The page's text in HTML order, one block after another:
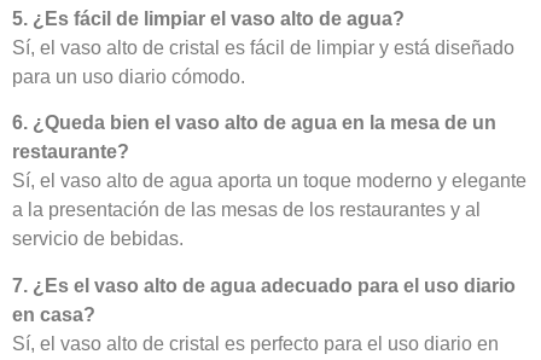
5. ¿Es fácil de limpiar el vaso alto de agua?
Sí, el vaso alto de cristal es fácil de limpiar y está diseñado
para un uso diario cómodo.
6. ¿Queda bien el vaso alto de agua en la mesa de un
restaurante?
Sí, el vaso alto de agua aporta un toque moderno y elegante
a la presentación de las mesas de los restaurantes y al
servicio de bebidas.
7. ¿Es el vaso alto de agua adecuado para el uso diario
en casa?
Sí, el vaso alto de cristal es perfecto para el uso diario en